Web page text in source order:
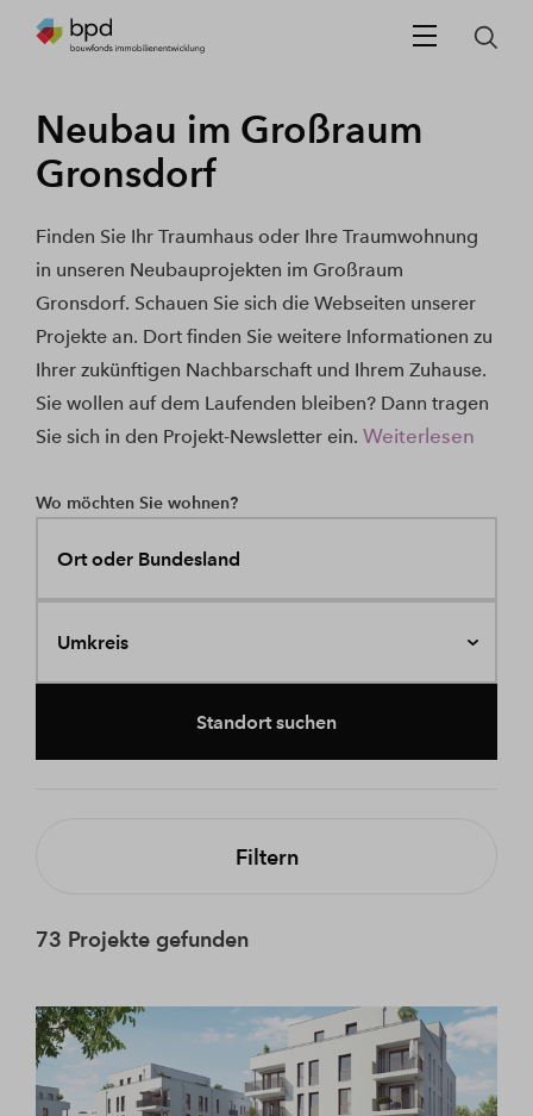
Neubau im Großraum
Gronsdorf
Finden Sie Ihr Traumhaus oder Ihre Traumwohnung
in unseren Neubauprojekten im Großraum
Gronsdorf. Schauen Sie sich die Webseiten unserer
Projekte an. Dort finden Sie weitere Informationen zu
Ihrer zukünftigen Nachbarschaft und Ihrem Zuhause.
Sie wollen auf dem Laufenden bleiben? Dann tragen
Sie sich in den Projekt-Newsletter ein. Weiterlesen
Wo möchten Sie wohnen?
Ort oder Bundesland
Umkreis
Standort suchen
Filtern
73 Projekte gefunden